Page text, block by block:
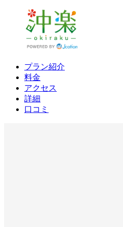
プラン紹介
料金
アクセス
詳細
口コミ